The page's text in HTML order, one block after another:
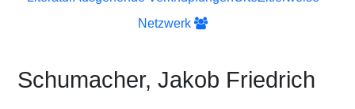
Netzwerk
Schumacher, Jakob Friedrich